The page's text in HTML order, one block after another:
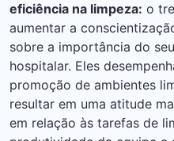
eficiência na limpeza: o
aumentar a
sobre a importância do
hospitalar. Eles
promoção de ambientes
resultar em uma atitude
em relação às tarefas de